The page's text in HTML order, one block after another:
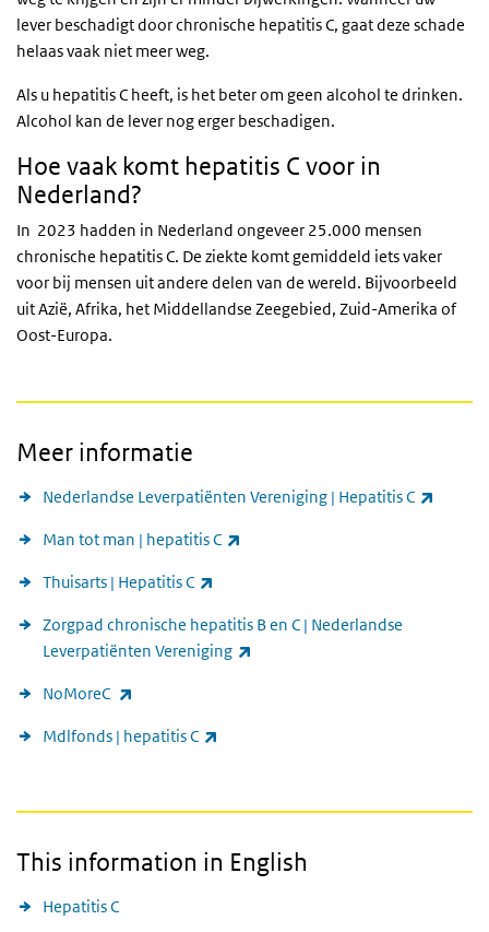
lever beschadigt door chronische hepatitis C, gaat deze schade
helaas vaak niet meer weg.
Als u hepatitis C heeft, is het beter om geen alcohol te drinken.
Alcohol kan de lever nog erger beschadigen.
Hoe vaak komt hepatitis C voor in
Nederland?
In 2023 hadden in Nederland ongeveer 25.000 mensen
chronische hepatitis C. De ziekte komt gemiddeld iets vaker
voor bij mensen uit andere delen van de wereld. Bijvoorbeeld
uit Azië, Afrika, het Middellandse Zeegebied, Zuid-Amerika of
Oost-Europa.
Meer informatie
Nederlandse Leverpatiënten Vereniging | Hepatitis C
Man tot man | hepatitis C
Thuisarts | Hepatitis C
Zorgpad chronische hepatitis B en C | Nederlandse
Leverpatiënten Vereniging
NoMoreC
Mdlfonds | hepatitis C
This information in English
Hepatitis C